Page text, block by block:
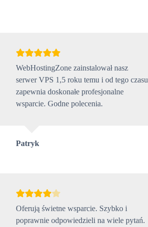
WebHostingZone zainstalował nasz
serwer VPS 1,5 roku temu i od tego czasu
zapewnia doskonałe profesjonalne
wsparcie. Godne polecenia.
Patryk
Oferują świetne wsparcie. Szybko i
poprawnie odpowiedzieli na wiele pytań.